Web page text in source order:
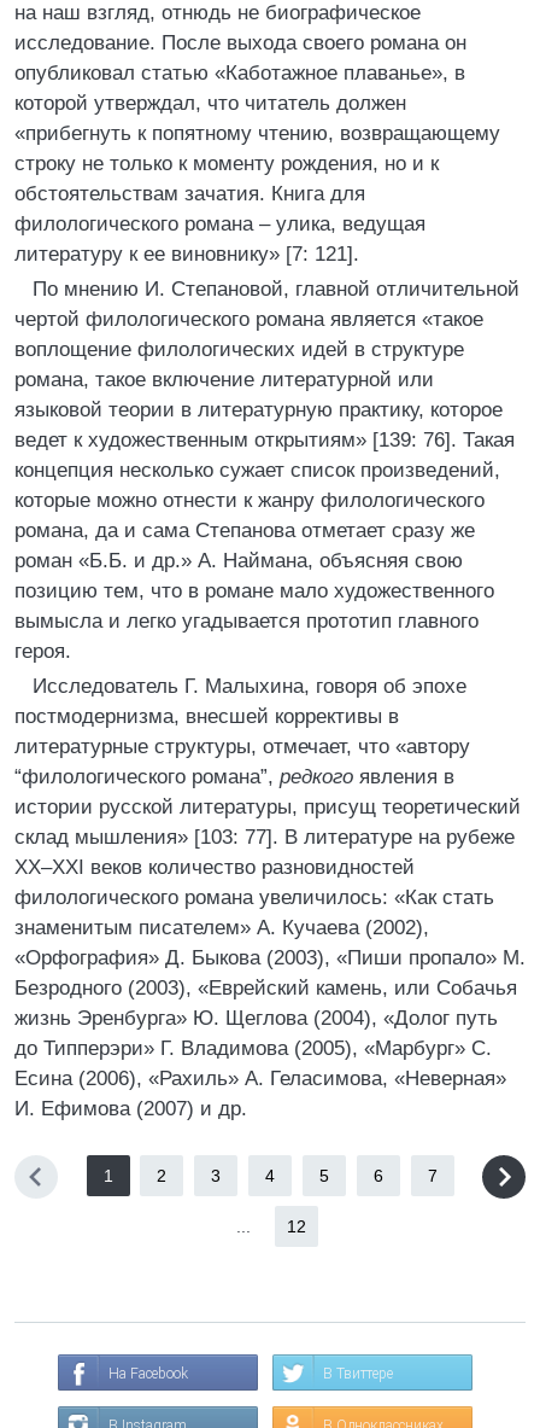
на наш взгляд, отнюдь не биографическое
исследование. После выхода своего романа он
опубликовал статью «Каботажное плаванье», в
которой утверждал, что читатель должен
«прибегнуть к попятному чтению, возвращающему
строку не только к моменту рождения, но и к
обстоятельствам зачатия. Книга для
филологического романа – улика, ведущая
литературу к ее виновнику» [7: 121].
По мнению И. Степановой, главной отличительной
чертой филологического романа является «такое
воплощение филологических идей в структуре
романа, такое включение литературной или
языковой теории в литературную практику, которое
ведет к художественным открытиям» [139: 76]. Такая
концепция несколько сужает список произведений,
которые можно отнести к жанру филологического
романа, да и сама Степанова отметает сразу же
роман «Б.Б. и др.» А. Наймана, объясняя свою
позицию тем, что в романе мало художественного
вымысла и легко угадывается прототип главного
героя.
Исследователь Г. Малыхина, говоря об эпохе
постмодернизма, внесшей коррективы в
литературные структуры, отмечает, что «автору
“филологического романа”, редкого явления в
истории русской литературы, присущ теоретический
склад мышления» [103: 77]. В литературе на рубеже
XX–XXI веков количество разновидностей
филологического романа увеличилось: «Как стать
знаменитым писателем» А. Кучаева (2002),
«Орфография» Д. Быкова (2003), «Пиши пропало» М.
Безродного (2003), «Еврейский камень, или Собачья
жизнь Эренбурга» Ю. Щеглова (2004), «Долог путь
до Типперэри» Г. Владимова (2005), «Марбург» С.
Есина (2006), «Рахиль» А. Геласимова, «Неверная»
И. Ефимова (2007) и др.
1 2 3 4 5 6 7
12
На Facebook В Твиттере